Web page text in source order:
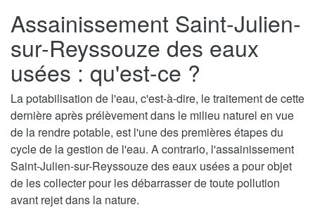
Assainissement Saint-Julien-
sur-Reyssouze des eaux
usées : qu'est-ce ?
La potabilisation de l'eau, c'est-à-dire, le traitement de cette
dernière après prélèvement dans le milieu naturel en vue
de la rendre potable, est l'une des premières étapes du
cycle de la gestion de l'eau. A contrario, l'assainissement
Saint-Julien-sur-Reyssouze des eaux usées a pour objet
de les collecter pour les débarrasser de toute pollution
avant rejet dans la nature.